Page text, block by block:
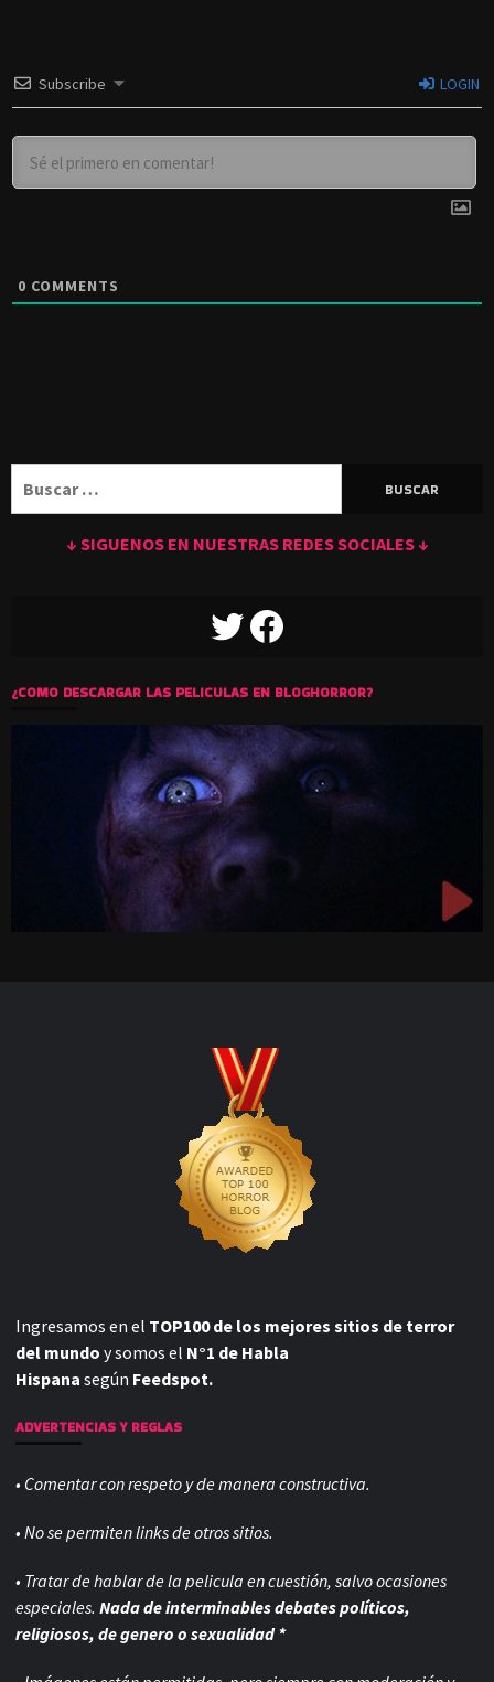
Subscribe LOGIN
0 COMMENTS
↓ SIGUENOS EN NUESTRAS REDES SOCIALES ↓
TWITTERFACEBOOK
¿COMO DESCARGAR LAS PELICULAS EN BLOGHORROR?
Ingresamos en el TOP100 de los mejores sitios de terror
del mundo y somos el N°1 de Habla
Hispana según Feedspot.
ADVERTENCIAS Y REGLAS
• Comentar con respeto y de manera constructiva.
• No se permiten links de otros sitios.
• Tratar de hablar de la pelicula en cuestión, salvo ocasiones
especiales. Nada de interminables debates políticos,
religiosos, de genero o sexualidad *